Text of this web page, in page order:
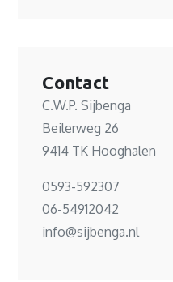
Contact
C.W.P. Sijbenga
Beilerweg 26
9414 TK Hooghalen
0593-592307
06-54912042
info@sijbenga.nl